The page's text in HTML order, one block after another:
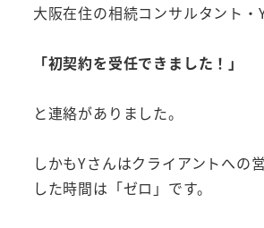
大阪在住の相続コンサルタント・
「初契約を受任できました！」
と連絡がありました。
しかもYさんはクライアントへの
した時間は「ゼロ」です。